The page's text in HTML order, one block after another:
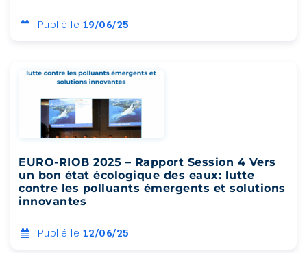
Publié le 19/06/25
EURO-RIOB 2025 – Rapport Session 4 Vers
un bon état écologique des eaux: lutte
contre les polluants émergents et solutions
innovantes
Publié le 12/06/25